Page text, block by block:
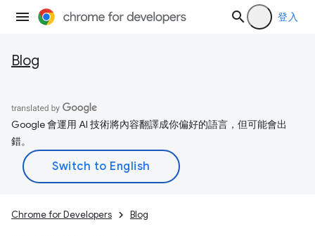
登入
Blog
Google 會運用 AI 技術將內容翻譯成你偏好的語言，但可能會出
錯。
Chrome for Developers Blog